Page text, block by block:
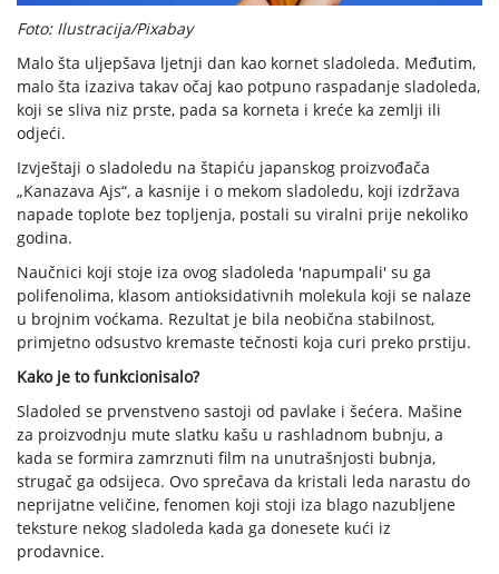
Foto: Ilustracija/Pixabay
Malo šta uljepšava ljetnji dan kao kornet sladoleda. Međutim,
malo šta izaziva takav očaj kao potpuno raspadanje sladoleda,
koji se sliva niz prste, pada sa korneta i kreće ka zemlji ili
odjeći.
Izvještaji o sladoledu na štapiću japanskog proizvođača
„Kanazava Ajs“, a kasnije i o mekom sladoledu, koji izdržava
napade toplote bez topljenja, postali su viralni prije nekoliko
godina.
Naučnici koji stoje iza ovog sladoleda 'napumpali' su ga
polifenolima, klasom antioksidativnih molekula koji se nalaze
u brojnim voćkama. Rezultat je bila neobična stabilnost,
primjetno odsustvo kremaste tečnosti koja curi preko prstiju.
Kako je to funkcionisalo?
Sladoled se prvenstveno sastoji od pavlake i šećera. Mašine
za proizvodnju mute slatku kašu u rashladnom bubnju, a
kada se formira zamrznuti film na unutrašnjosti bubnja,
strugač ga odsijeca. Ovo sprečava da kristali leda narastu do
neprijatne veličine, fenomen koji stoji iza blago nazubljene
teksture nekog sladoleda kada ga donesete kući iz
prodavnice.